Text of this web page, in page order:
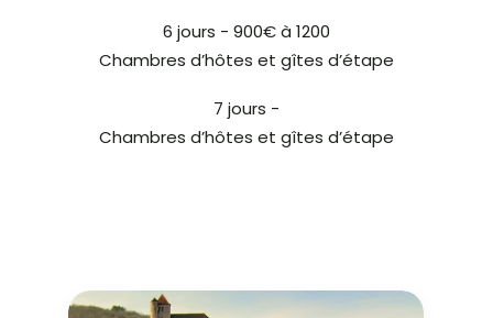
6 jours - 900€ à 1200
Chambres d’hôtes et gîtes d’étape
7 jours -
Chambres d’hôtes et gîtes d’étape